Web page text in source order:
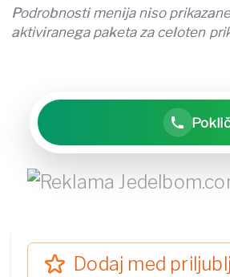
Podrobnosti menija niso
aktiviranega paketa za celoten
Dodaj med